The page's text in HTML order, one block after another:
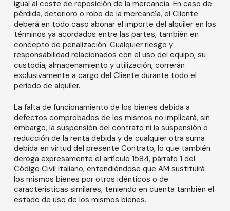
igual al coste de reposición de la mercancía. En caso de
pérdida, deterioro o robo de la mercancía, el Cliente
deberá en todo caso abonar el importe del alquiler en los
términos ya acordados entre las partes, también en
concepto de penalización. Cualquier riesgo y
responsabilidad relacionados con el uso del equipo, su
custodia, almacenamiento y utilización, correrán
exclusivamente a cargo del Cliente durante todo el
periodo de alquiler.
La falta de funcionamiento de los bienes debida a
defectos comprobados de los mismos no implicará, sin
embargo, la suspensión del contrato ni la suspensión o
reducción de la renta debida y de cualquier otra suma
debida en virtud del presente Contrato, lo que también
deroga expresamente el artículo 1584, párrafo 1 del
Código Civil italiano, entendiéndose que AM sustituirá
los mismos bienes por otros idénticos o de
características similares, teniendo en cuenta también el
estado de uso de los mismos bienes.